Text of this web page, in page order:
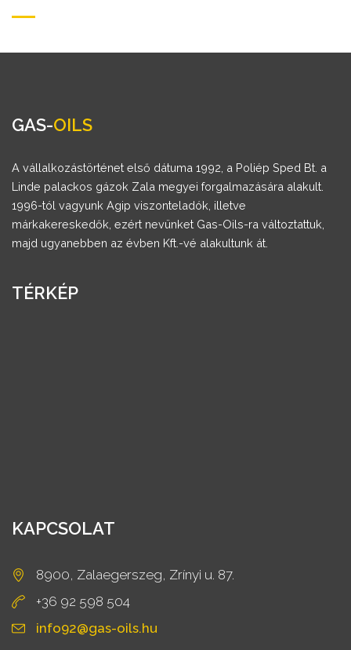
GAS-OILS
A vállalkozástörténet első dátuma 1992, a Poliép Sped Bt. a
Linde palackos gázok Zala megyei forgalmazására alakult.
1996-tól vagyunk Agip viszonteladók, illetve
márkakereskedők, ezért nevünket Gas-Oils-ra változtattuk,
majd ugyanebben az évben Kft.-vé alakultunk át.
TÉRKÉP
KAPCSOLAT
8900, Zalaegerszeg, Zrínyi u. 87.
+36 92 598 504
info92@gas-oils.hu